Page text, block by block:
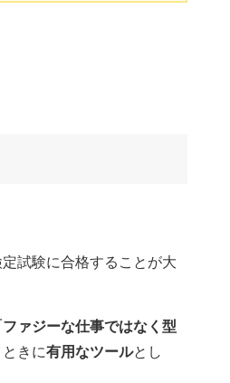
試験に合格することが大
ァジーな仕事ではなく型
ときに有用なツールとし